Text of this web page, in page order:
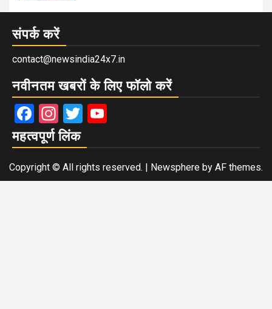
संपर्क करें
contact@newsindia24x7.in
नवीनतम खबरों के लिए फॉलो करें
Facebook
Instagram
Twitter
महत्वपूर्ण लिंक
Copyright © All rights reserved. | Newsphere by AF themes.